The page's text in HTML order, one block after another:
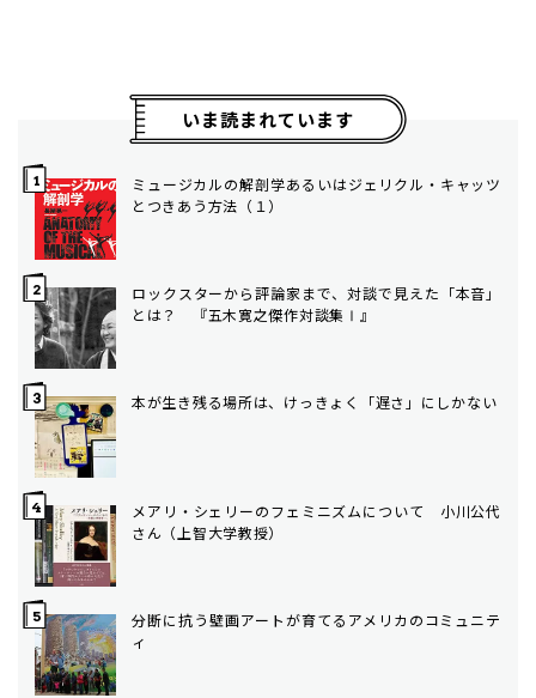
いま読まれています
ミュージカルの解剖学――あるいはジェリクル・キャッツ
とつきあう方法（１）
ロックスターから評論家まで、対談で見えた「本音」
とは？ 『五木寛之傑作対談集Ⅰ』
本が生き残る場所は、けっきょく「遅さ」にしかない
メアリ・シェリーのフェミニズムについて 小川公代
さん（上智大学教授）
分断に抗う壁画――アートが育てるアメリカのコミュニテ
ィ